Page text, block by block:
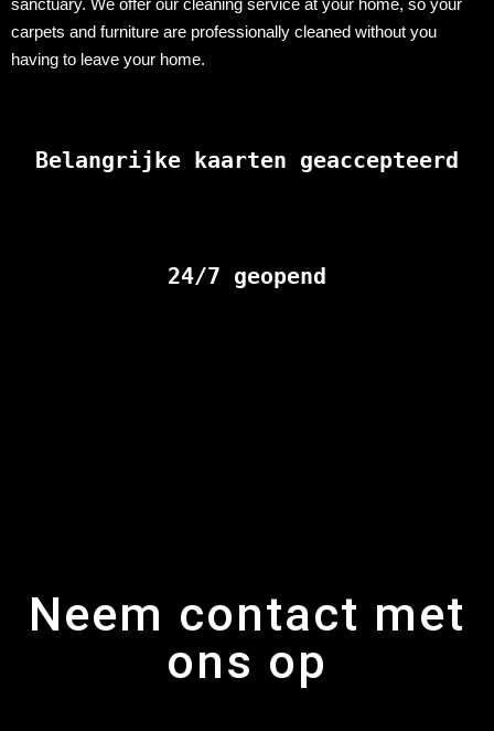
sanctuary. We offer our cleaning service at your home, so your
carpets and furniture are professionally cleaned without you
having to leave your home.
Belangrijke kaarten geaccepteerd
24/7 geopend
Neem contact met
ons op